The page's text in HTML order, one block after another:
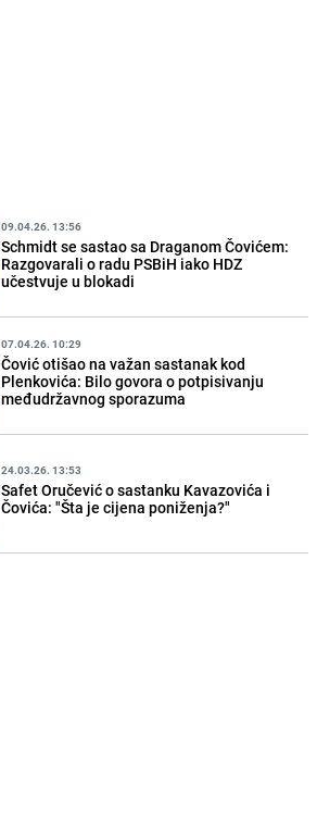
09.04.26. 13:56
Schmidt se sastao sa Draganom Čovićem:
Razgovarali o radu PSBiH iako HDZ
učestvuje u blokadi
07.04.26. 10:29
Čović otišao na važan sastanak kod
Plenkovića: Bilo govora o potpisivanju
međudržavnog sporazuma
24.03.26. 13:53
Safet Oručević o sastanku Kavazovića i
Čovića: "Šta je cijena poniženja?"